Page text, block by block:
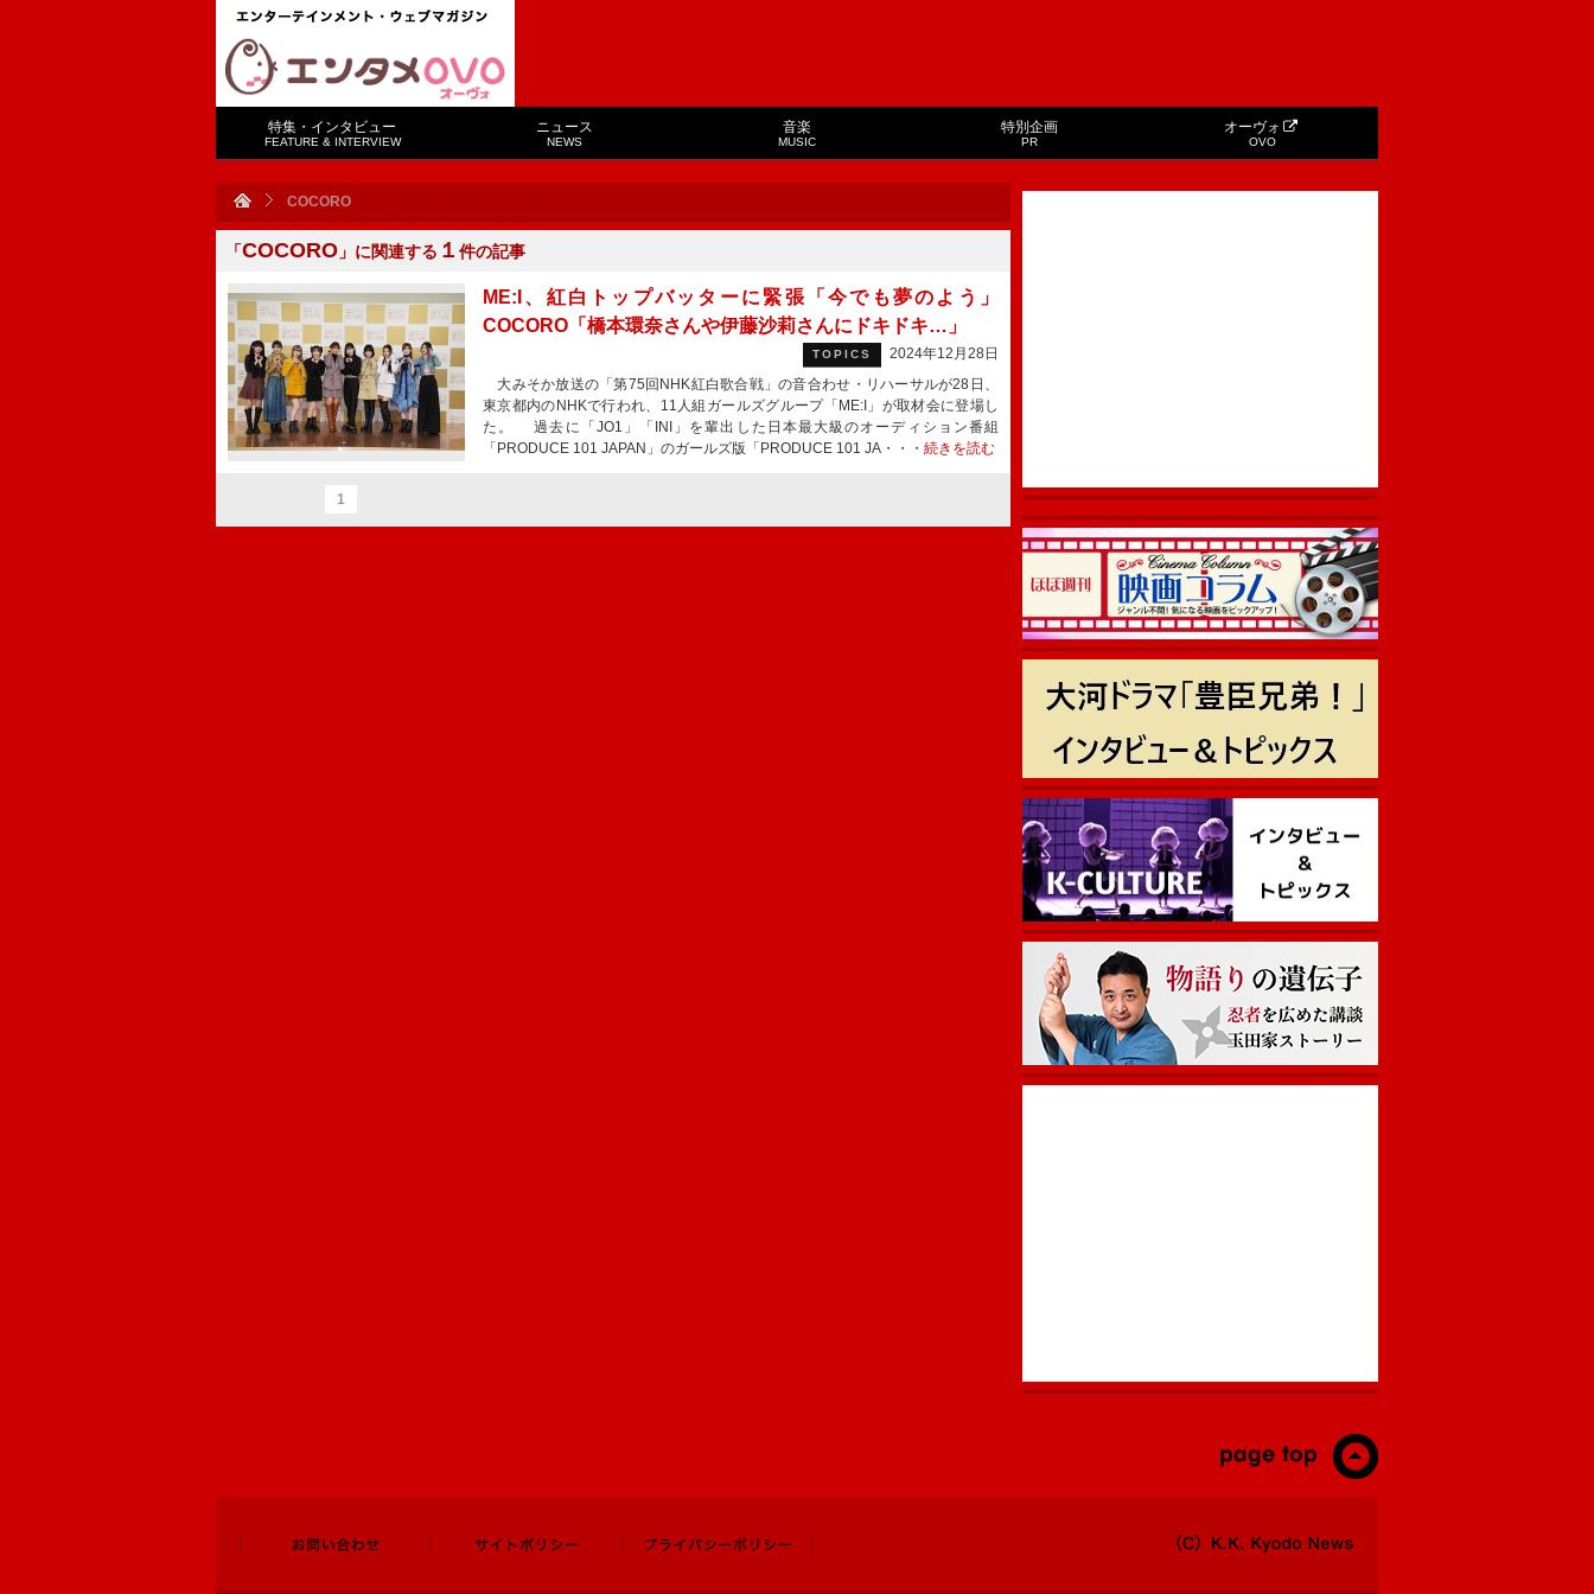
特集・インタビュー
FEATURE & INTERVIEW
ニュース
NEWS
音楽
MUSIC
特別企画
PR
オーヴォ
OVO
COCORO
「COCORO 」に関連する １ 件の記事
ME:I、紅白トップバッターに緊張「今でも夢のよう」
COCORO「橋本環奈さんや伊藤沙莉さんにドキドキ…」
TOPICS
2024年12月28日
大みそか放送の「第75回NHK紅白歌合戦」の音合わせ・リハーサルが28日、
東京都内のNHKで行われ、11人組ガールズグループ「ME:I」が取材会に登場し
た。 過去に「JO1」「INI」を輩出した日本最大級のオーディション番組
「PRODUCE 101 JAPAN」のガールズ版「PRODUCE 101 JA・・・ 続きを読む
1